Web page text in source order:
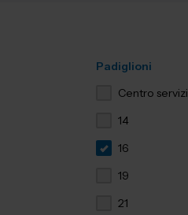
Padiglioni
Centro servizi
14
16
19
21